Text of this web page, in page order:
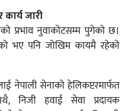
जारी
प्रभाव नुवाकोटसम्म पुगेको छ।
भए पनि जोखिम कायमै रहेको
नेपाली सेनाको हेलिकप्टरमार्फत
निजी हवाई सेवा प्रदायक